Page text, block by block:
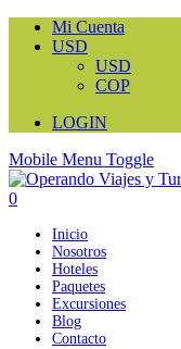
Mi Cuenta
USD
USD
COP
LOGIN
Mobile Menu Toggle
0
Inicio
Nosotros
Hoteles
Paquetes
Excursiones
Blog
Contacto